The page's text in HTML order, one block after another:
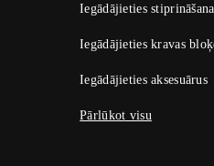
Iegādājieties
Iegādājieties kravas
Iegādājieties aksesuārus
Pārlūkot visu